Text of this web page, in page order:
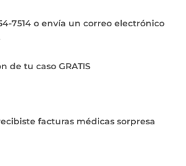
7514 o envía un correo electrónico
de tu caso GRATIS
facturas médicas sorpresa